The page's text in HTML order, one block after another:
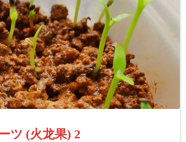
ツ (火龙果) 2